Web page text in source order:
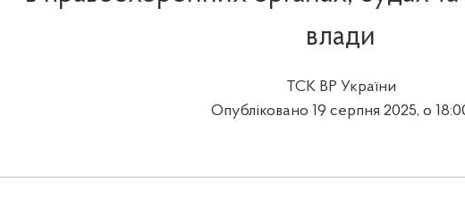
влади
ТСК ВР України
Опубліковано 19 серпня 2025, о